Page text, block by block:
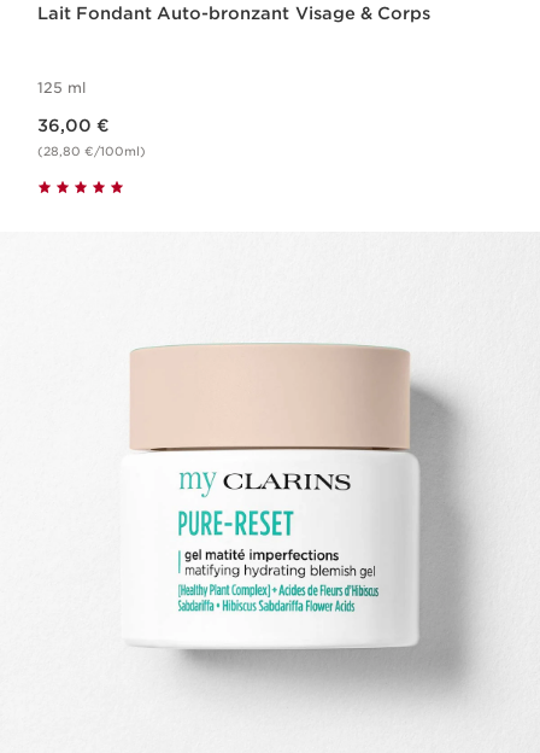
Lait Fondant Auto-bronzant​ Visage & Corps
125 ml
36,00 €
(28,80 €/100ml)